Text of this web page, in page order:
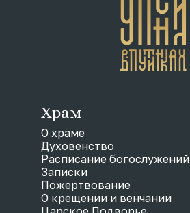
Храм
О храме
Духовенство
Расписание богослужений
Записки
Пожертвование
О крещении и венчании